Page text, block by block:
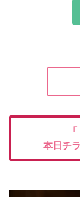
「
本日チ